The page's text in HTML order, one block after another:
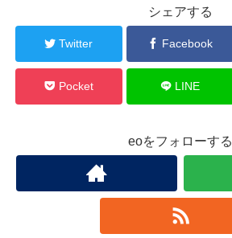
シェアする
Twitter Facebook
Pocket LINE
eoをフォローする